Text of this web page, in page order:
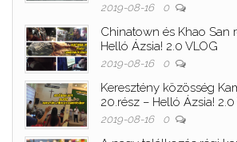
2019-08-16 0
Chinatown és Khao San
Helló Ázsia! 2.0 VLOG
2019-08-16 0
Keresztény közösség
20.rész – Helló Ázsia! 2.0
2019-08-16 0